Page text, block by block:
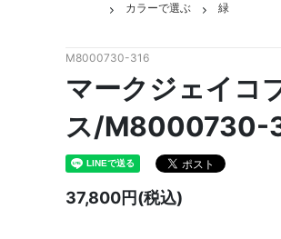
カラーで選ぶ 緑
M8000730-316
マークジェイコ
ス/M8000730-
37,800円(税込)